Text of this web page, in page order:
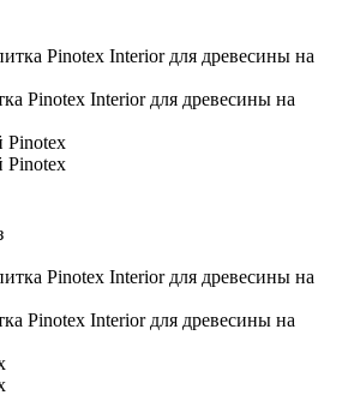
Pinotex Interior для древесины на
Pinotex Interior для древесины на